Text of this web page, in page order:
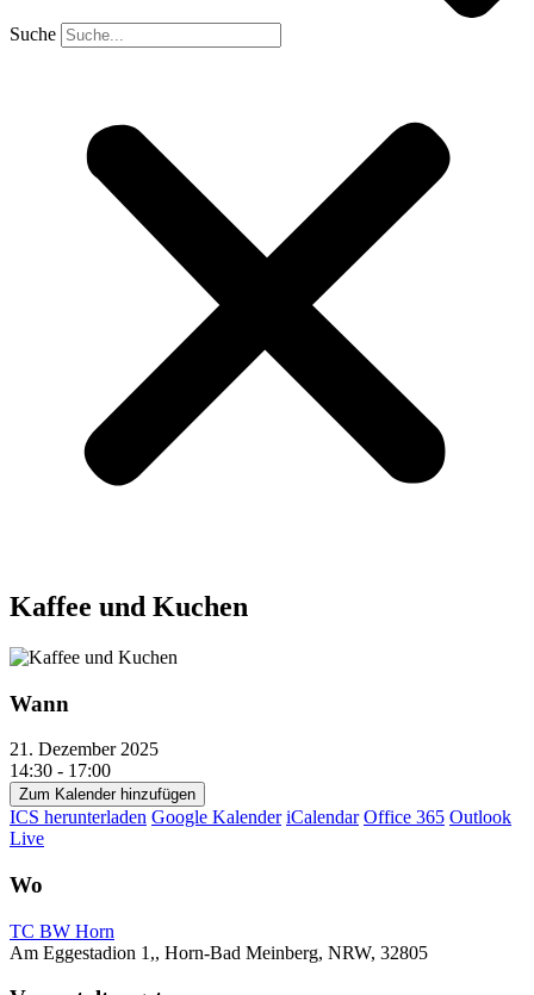
Suche
Kaffee und Kuchen
Wann
21. Dezember 2025
14:30 - 17:00
Zum Kalender hinzufügen
ICS herunterladen Google Kalender iCalendar Office 365 Outlook
Live
Wo
TC BW Horn
Am Eggestadion 1,, Horn-Bad Meinberg, NRW, 32805